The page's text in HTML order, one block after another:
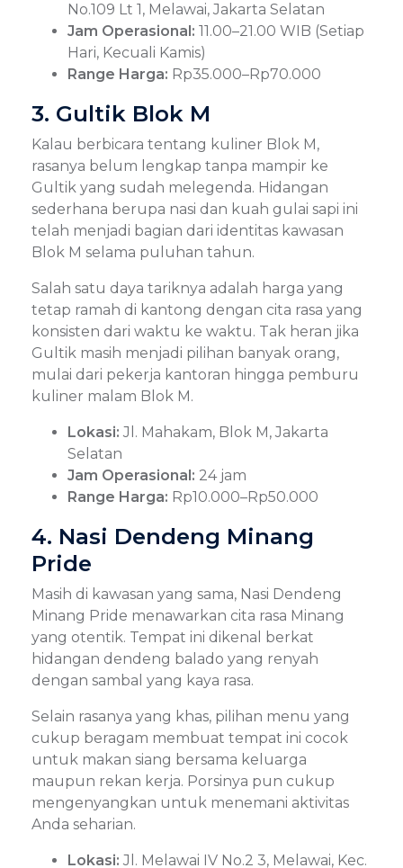
No.109 Lt 1, Melawai, Jakarta Selatan
Jam Operasional: 11.00–21.00 WIB (Setiap
Hari, Kecuali Kamis)
Range Harga: Rp35.000–Rp70.000
3. Gultik Blok M
Kalau berbicara tentang kuliner Blok M,
rasanya belum lengkap tanpa mampir ke
Gultik yang sudah melegenda. Hidangan
sederhana berupa nasi dan kuah gulai sapi ini
telah menjadi bagian dari identitas kawasan
Blok M selama puluhan tahun.
Salah satu daya tariknya adalah harga yang
tetap ramah di kantong dengan cita rasa yang
konsisten dari waktu ke waktu. Tak heran jika
Gultik masih menjadi pilihan banyak orang,
mulai dari pekerja kantoran hingga pemburu
kuliner malam Blok M.
Lokasi: Jl. Mahakam, Blok M, Jakarta
Selatan
Jam Operasional: 24 jam
Range Harga: Rp10.000–Rp50.000
4. Nasi Dendeng Minang
Pride
Masih di kawasan yang sama, Nasi Dendeng
Minang Pride menawarkan cita rasa Minang
yang otentik. Tempat ini dikenal berkat
hidangan dendeng balado yang renyah
dengan sambal yang kaya rasa.
Selain rasanya yang khas, pilihan menu yang
cukup beragam membuat tempat ini cocok
untuk makan siang bersama keluarga
maupun rekan kerja. Porsinya pun cukup
mengenyangkan untuk menemani aktivitas
Anda seharian.
Lokasi: Jl. Melawai IV No.2 3, Melawai, Kec.